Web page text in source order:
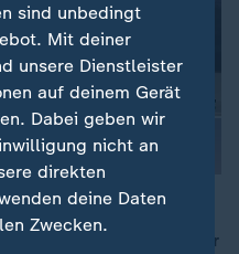
nach
agrarpolitischer
sind unbedingt
Mit deiner
unsere Dienstleister
auf deinem Gerät
Dabei geben wir
nicht an
direkten
deine Daten
Zwecken.